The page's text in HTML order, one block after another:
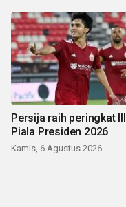
Persija raih peringkat III
Piala Presiden 2026
Kamis, 6 Agustus 2026